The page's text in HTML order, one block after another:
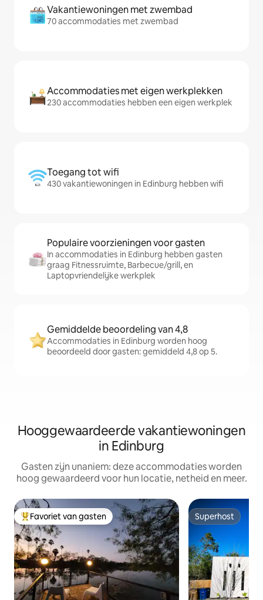
Vakantiewoningen met zwembad
70 accommodaties met zwembad
Accommodaties met eigen werkplekken
230 accommodaties hebben een eigen werkplek
Toegang tot wifi
430 vakantiewoningen in Edinburg hebben wifi
Populaire voorzieningen voor gasten
In accommodaties in Edinburg hebben gasten
graag Fitnessruimte, Barbecue/grill, en
Laptopvriendelijke werkplek
Gemiddelde beoordeling van 4,8
Accommodaties in Edinburg worden hoog
beoordeeld door gasten: gemiddeld 4,8 op 5.
Hooggewaardeerde vakantiewoningen
in Edinburg
Gasten zijn unaniem: deze accommodaties worden
hoog gewaardeerd voor hun locatie, netheid en meer.
Topfavoriet van gasten
Favoriet van gasten Superhost
Superhost